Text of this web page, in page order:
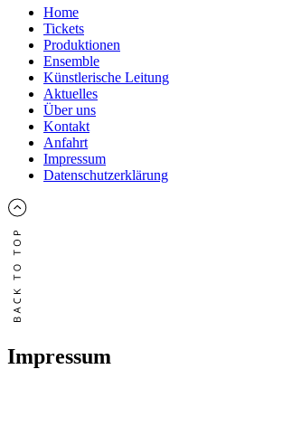
Home
Tickets
Produktionen
Ensemble
Künstlerische Leitung
Aktuelles
Über uns
Kontakt
Anfahrt
Impressum
Datenschutzerklärung
Impressum